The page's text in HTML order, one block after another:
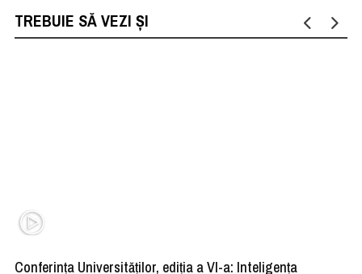
TREBUIE SĂ VEZI ȘI
Conferința Universităților, ediția a VI-a: Inteligența